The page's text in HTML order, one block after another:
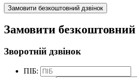
Замовити безкоштовний дзвінок
Замовити безкоштовний
Зворотній дзвінок
ПІБ: